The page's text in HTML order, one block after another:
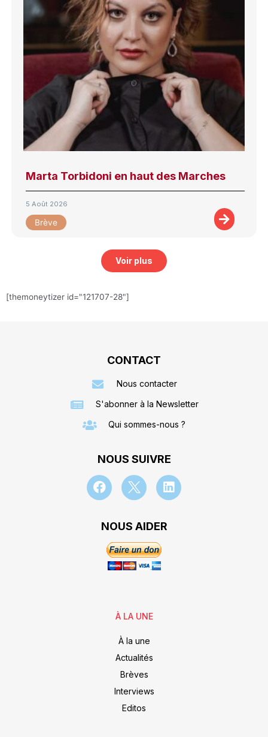
Marta Torbidoni en haut des Marches
5 Août 2026
Brève
Voir plus
[themoneytizer id="121707-28"]
CONTACT
Nous contacter
S'abonner à la Newsletter
Qui sommes-nous ?
NOUS SUIVRE
NOUS AIDER
À LA UNE
À la une
Actualités
Brèves
Interviews
Editos